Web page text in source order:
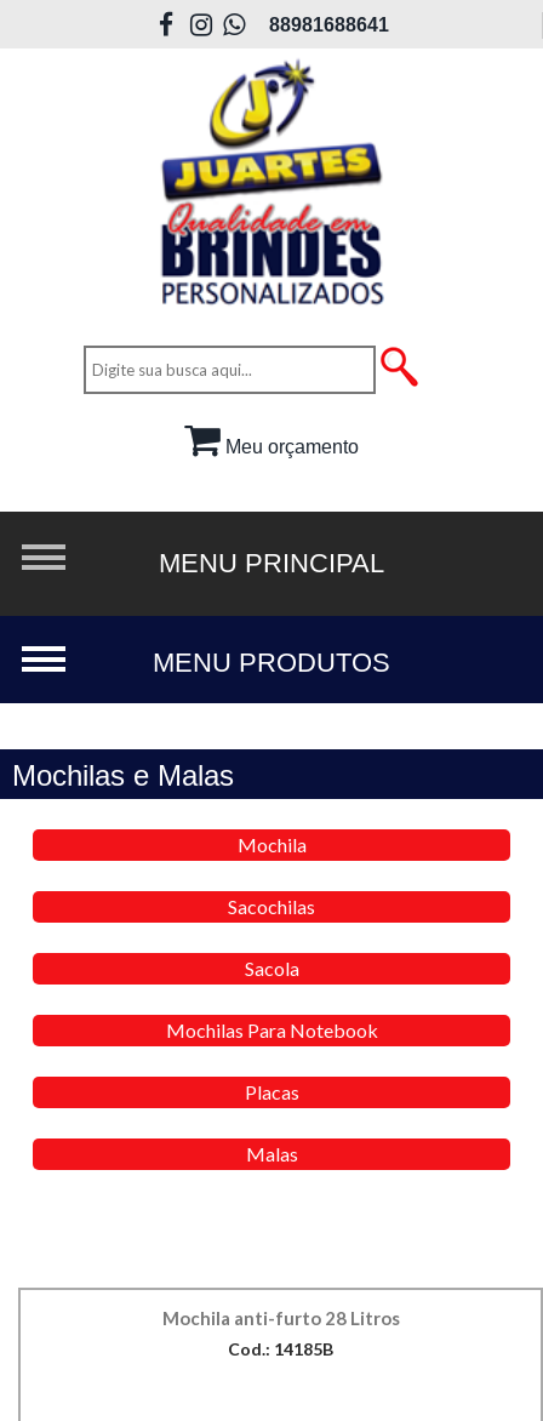
88981688641
Meu orçamento
Mochilas e Malas
Mochila
Sacochilas
Sacola
Mochilas Para Notebook
Placas
Malas
Mochila anti-furto 28 Litros
Cod.: 14185B